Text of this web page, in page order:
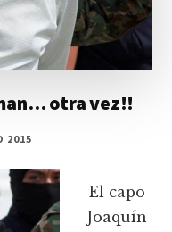
otra vez!!
2015
El capo
Joaquín